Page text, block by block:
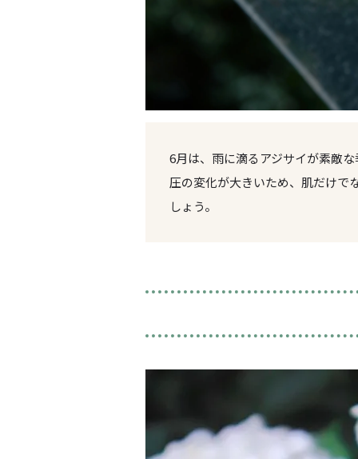
6月は、雨に滴るアジサイが素敵
圧の変化が大きいため、肌だけで
しょう。